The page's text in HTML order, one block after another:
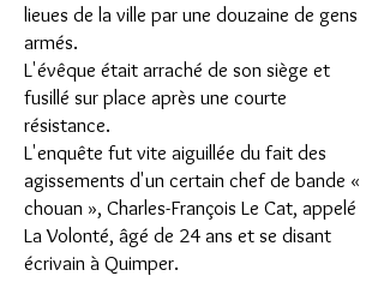
lieues de la ville par une douzaine de gens
armés.
L'évêque était arraché de son siège et
fusillé sur place après une courte
résistance.
L'enquête fut vite aiguillée du fait des
agissements d'un certain chef de bande «
chouan », Charles-François Le Cat, appelé
La Volonté, âgé de 24 ans et se disant
écrivain à Quimper.